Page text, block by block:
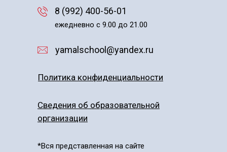
*Вся представленная на сайте
Политика конфиденциальности
Сведения об образовательной
организации
8 (992) 400-56-01
yamalschool@yandex.ru
ежедневно с 9.00 до 21.00